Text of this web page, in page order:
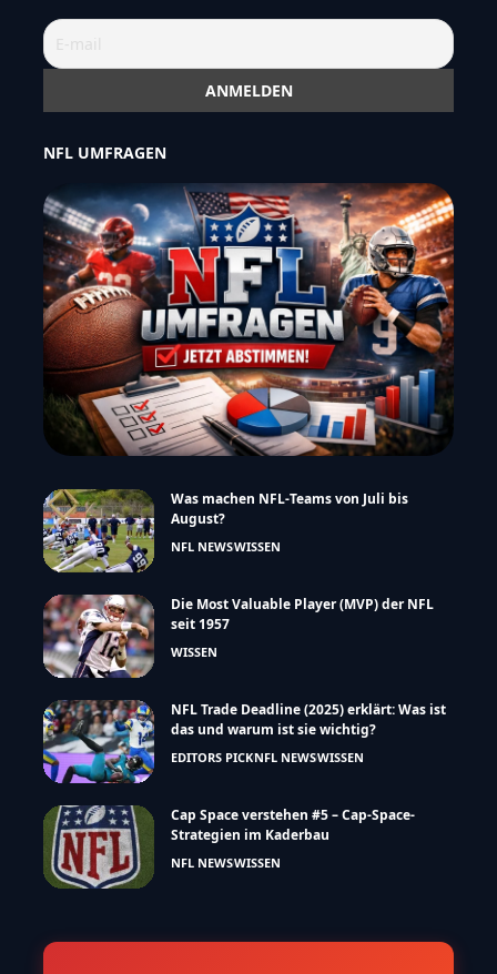
NFL UMFRAGEN
Was machen NFL-Teams von Juli bis
August?
NFL NEWSWISSEN
Die Most Valuable Player (MVP) der NFL
seit 1957
WISSEN
NFL Trade Deadline (2025) erklärt: Was ist
das und warum ist sie wichtig?
EDITORS PICKNFL NEWSWISSEN
Cap Space verstehen #5 – Cap-Space-
Strategien im Kaderbau
NFL NEWSWISSEN